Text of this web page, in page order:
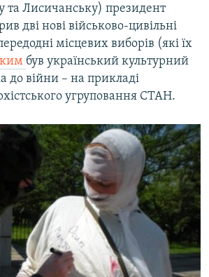
та Лисичанську) президент
дві нові військово-цивільні
місцевих виборів (які їх
був український культурний
до війни – на прикладі
угруповання СТАН.